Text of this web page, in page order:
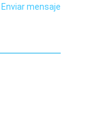
Enviar mensaje